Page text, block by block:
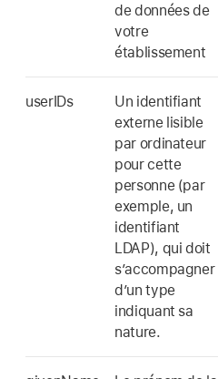
de données de
votre
établissement
userIDs
Un identifiant
externe lisible
par ordinateur
pour cette
personne (par
exemple, un
identifiant
LDAP), qui doit
s’accompagner
d’un type
indiquant sa
nature.